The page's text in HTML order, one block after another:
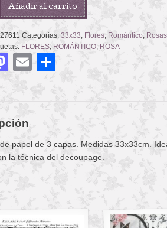
Añadir al carrito
Categorías: 33x33 Flores, Romántico, Rosas,
FLORES, ROMÁNTICO, ROSA
Mastodon
EmailCompartir
papel de 3 capas. Medidas 33x33cm.
la técnica del decoupage.